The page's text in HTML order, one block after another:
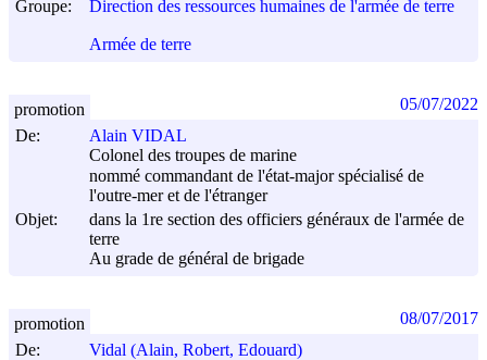
Groupe:
Direction des ressources humaines de l'armée de terre
Armée de terre
De:
Alain VIDAL
Colonel des troupes de marine
nommé commandant de l'état-major spécialisé de
l'outre-mer et de l'étranger
Objet:
dans la 1re section des officiers généraux de l'armée de
terre
Au grade de général de brigade
promotion 05/07/2022
De:
Vidal (Alain, Robert, Edouard)
promotion 08/07/2017